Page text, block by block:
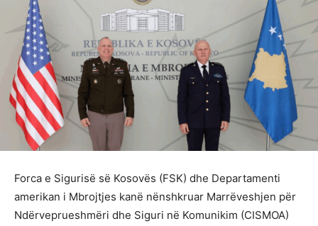
Forca e Sigurisë së Kosovës (FSK) dhe Departamenti
amerikan i Mbrojtjes kanë nënshkruar Marrëveshjen për
Ndërveprueshmëri dhe Siguri në Komunikim (CISMOA)